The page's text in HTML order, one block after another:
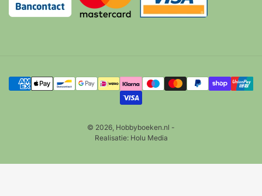
Betalingsmethoden
© 2026, Hobbyboeken.nl -
Realisatie: Holu Media